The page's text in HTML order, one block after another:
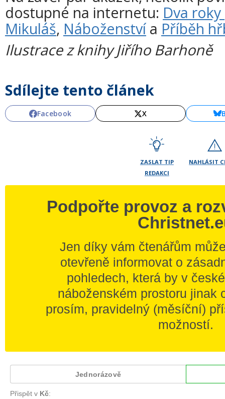
dostupné na internetu: Dva
Mikuláš, Náboženstvía Příběh
Ilustrace z knihy Jiřího Barhoně
Sdílejte tento článek
Facebook X
ZASLAT TIP
REDAKCI
NAHLÁSIT